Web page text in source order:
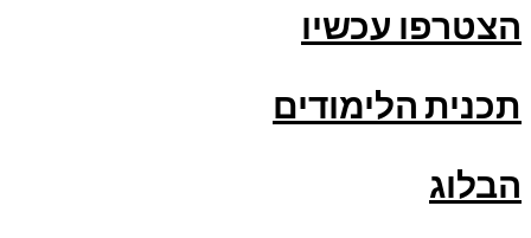
הצטרפו עכשיו
תכנית הלימודים
הבלוג